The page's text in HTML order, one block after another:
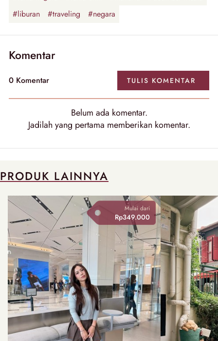
#liburan
#traveling #negara
Komentar
0 Komentar TULIS KOMENTAR
Belum ada komentar.
Jadilah yang pertama memberikan komentar.
PRODUK LAINNYA
Mulai dari
Rp349.000